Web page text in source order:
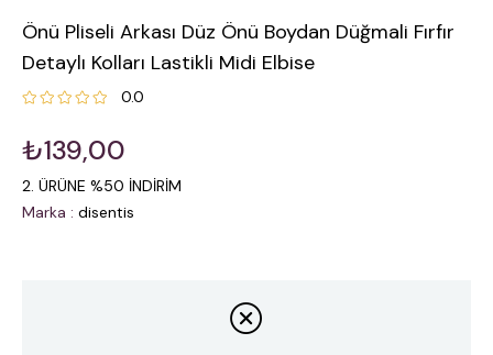
Önü Pliseli Arkası Düz Önü Boydan Düğmali Fırfır
Detaylı Kolları Lastikli Midi Elbise
0.0
₺139,00
2. ÜRÜNE %50 İNDİRİM
Marka : disentis